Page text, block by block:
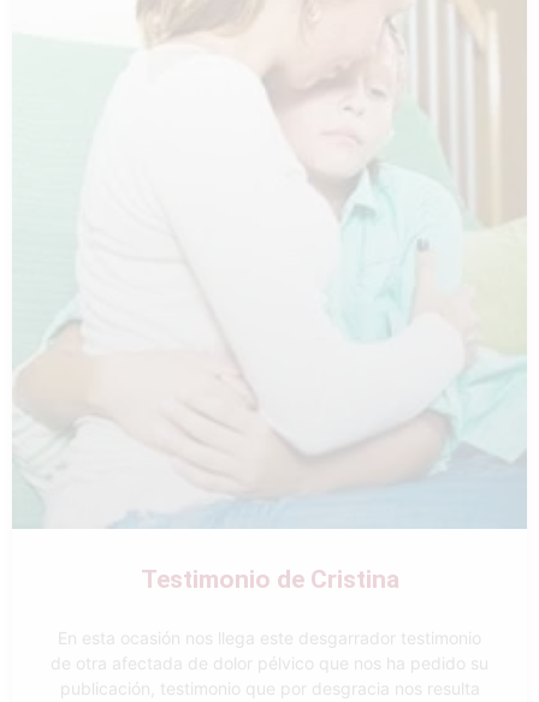
Testimonio de Cristina
En esta ocasión nos llega este desgarrador testimonio
de otra afectada de dolor pélvico que nos ha pedido su
publicación, testimonio que por desgracia nos resulta